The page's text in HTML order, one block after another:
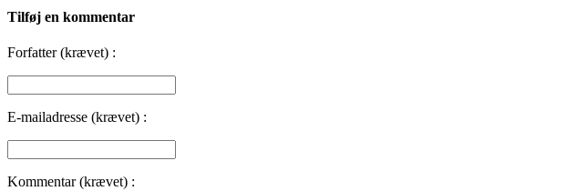
Tilføj en kommentar
Forfatter (krævet) :
E-mailadresse (krævet) :
Kommentar (krævet) :